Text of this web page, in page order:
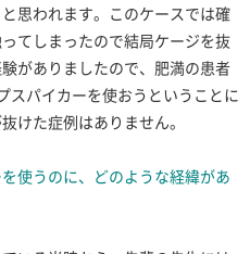
思われます。このケースでは確
てしまったので結局ケージを抜
がありましたので、肥満の患者
スパイカーを使おうということに
けた症例はありません。
使うのに、どのような経緯があ